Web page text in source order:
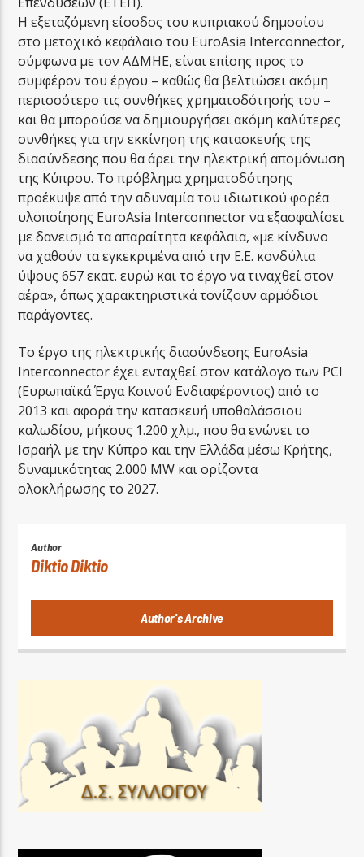
Η εξεταζόμενη είσοδος του κυπριακού δημοσίου
στο μετοχικό κεφάλαιο του EuroΑsia Interconnector,
σύμφωνα με τον ΑΔΜΗΕ, είναι επίσης προς το
συμφέρον του έργου – καθώς θα βελτιώσει ακόμη
περισσότερο τις συνθήκες χρηματοδότησής του –
και θα μπορούσε να δημιουργήσει ακόμη καλύτερες
συνθήκες για την εκκίνηση της κατασκευής της
διασύνδεσης που θα άρει την ηλεκτρική απομόνωση
της Κύπρου. Το πρόβλημα χρηματοδότησης
προέκυψε από την αδυναμία του ιδιωτικού φορέα
υλοποίησης EuroAsia Interconnector να εξασφαλίσει
με δανεισμό τα απαραίτητα κεφάλαια, «με κίνδυνο
να χαθούν τα εγκεκριμένα από την Ε.Ε. κονδύλια
ύψους 657 εκατ. ευρώ και το έργο να τιναχθεί στον
αέρα», όπως χαρακτηριστικά τονίζουν αρμόδιοι
παράγοντες.
Το έργο της ηλεκτρικής διασύνδεσης EuroAsia
Interconnector έχει ενταχθεί στον κατάλογο των PCI
(Ευρωπαϊκά Έργα Κοινού Ενδιαφέροντος) από το
2013 και αφορά την κατασκευή υποθαλάσσιου
καλωδίου, μήκους 1.200 χλμ., που θα ενώνει το
Ισραήλ με την Κύπρο και την Ελλάδα μέσω Κρήτης,
δυναμικότητας 2.000 MW και ορίζοντα
ολοκλήρωσης το 2027.
Author
Diktio Diktio
Author's Archive